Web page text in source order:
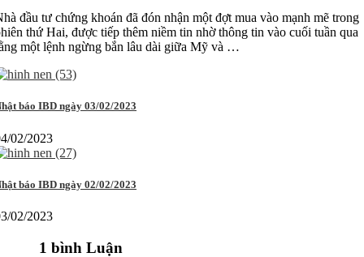
đầu tư chứng khoán đã đón nhận một đợt mua vào mạnh mẽ trong
thứ Hai, được tiếp thêm niềm tin nhờ thông tin vào cuối tuần qua
một lệnh ngừng bắn lâu dài giữa Mỹ và …
báo IBD ngày 03/02/2023
02/2023
báo IBD ngày 02/02/2023
02/2023
1 bình Luận